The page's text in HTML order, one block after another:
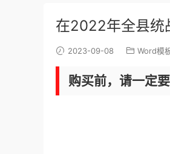
在2022年全县统
2023-09-08 Word模
购买前，请一定